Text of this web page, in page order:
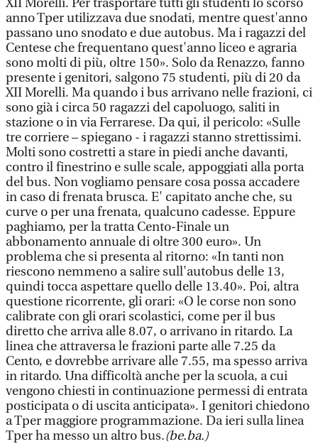
XII Morelli. Per trasportare tutti gli studenti lo scorso
anno Tper utilizzava due snodati, mentre quest'anno
passano uno snodato e due autobus. Ma i ragazzi del
Centese che frequentano quest'anno liceo e agraria
sono molti di più, oltre 150». Solo da Renazzo, fanno
presente i genitori, salgono 75 studenti, più di 20 da
XII Morelli. Ma quando i bus arrivano nelle frazioni, ci
sono già i circa 50 ragazzi del capoluogo, saliti in
stazione o in via Ferrarese. Da qui, il pericolo: «Sulle
tre corriere – spiegano - i ragazzi stanno strettissimi.
Molti sono costretti a stare in piedi anche davanti,
contro il finestrino e sulle scale, appoggiati alla porta
del bus. Non vogliamo pensare cosa possa accadere
in caso di frenata brusca. E' capitato anche che, su
curve o per una frenata, qualcuno cadesse. Eppure
paghiamo, per la tratta Cento-Finale un
abbonamento annuale di oltre 300 euro». Un
problema che si presenta al ritorno: «In tanti non
riescono nemmeno a salire sull'autobus delle 13,
quindi tocca aspettare quello delle 13.40». Poi, altra
questione ricorrente, gli orari: «O le corse non sono
calibrate con gli orari scolastici, come per il bus
diretto che arriva alle 8.07, o arrivano in ritardo. La
linea che attraversa le frazioni parte alle 7.25 da
Cento, e dovrebbe arrivare alle 7.55, ma spesso arriva
in ritardo. Una difficoltà anche per la scuola, a cui
vengono chiesti in continuazione permessi di entrata
posticipata o di uscita anticipata». I genitori chiedono
a Tper maggiore programmazione. Da ieri sulla linea
Tper ha messo un altro bus.(be.ba.)